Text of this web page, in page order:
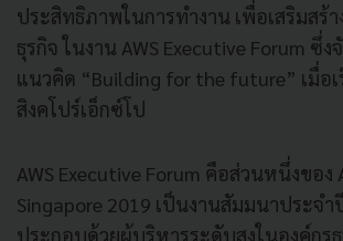
ประสิทธิภาพในการทำงาน เพื่อเสริมสร้
ธุรกิจ ในงาน AWS Executive Forum ซึ่
แนวคิด “Building for the future” เมื่อ
สิงคโปร์เอ็กซ์โป
AWS Executive Forum คือส่วนหนึ่งของ
Singapore 2019 เป็นงานสัมมนาประจำ
ประกอบด้วยผู้บริหารระดับสูงในองค์กรธุ